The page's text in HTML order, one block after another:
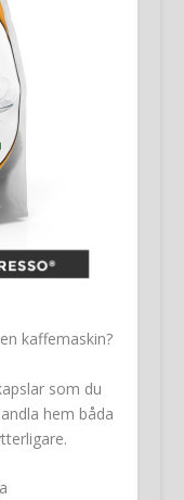
kaffemaskin?
som du
hem båda